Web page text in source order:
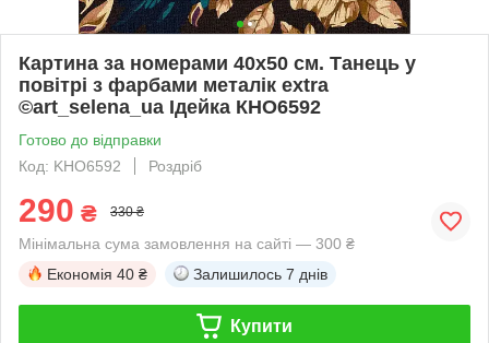
Картина за номерами 40х50 см. Танець у
повітрі з фарбами металік extra
©art_selena_ua Ідейка КНО6592
Готово до відправки
Код: KHO6592
Роздріб
290 ₴ 330 ₴
Мінімальна сума замовлення на сайті — 300 ₴
Економія 40 ₴ Залишилось 7 днів
Купити